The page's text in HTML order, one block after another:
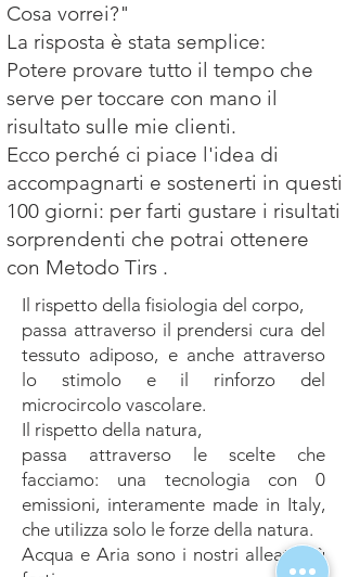
Cosa vorrei?"
La risposta è stata semplice:
Potere provare tutto il tempo che
serve per toccare con mano il
risultato sulle mie clienti.
Ecco perché ci piace l'idea di
accompagnarti e sostenerti in questi
100 giorni: per farti gustare i risultati
sorprendenti che potrai ottenere
con Metodo Tirs .
Il rispetto della fisiologia del corpo,
passa attraverso il prendersi cura del
tessuto adiposo, e anche attraverso
lo stimolo e il rinforzo del
microcircolo vascolare.
Il rispetto della natura,
passa attraverso le scelte che
facciamo: una tecnologia con 0
emissioni, interamente made in Italy,
che utilizza solo le forze della natura.
Acqua e Aria sono i nostri alleati più